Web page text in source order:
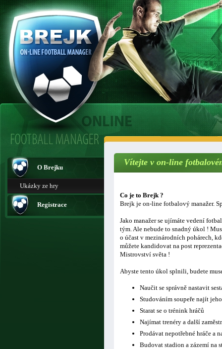
O Brejku
Ukázky ze hry
Registrace
Vítejte v on-line
Co je to Brejk ?
Brejk je on-line fotbalový manažer.
Jako manažer se ujímáte vedení
tým. Ale nebude to snadný úkol !
o účast v mezinárodních pohárech,
můžete kandidovat na post
Mistrovství světa !
Abyste tento úkol splnili, budete
Naučit se správně nastavit
Studováním soupeře najít
Starat se o trénink hráčů
Najímat trenéry a další
Prodávat nepotřebné hráče a
Budovat stadion a zázemí na